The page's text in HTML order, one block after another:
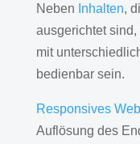
Neben Inhalten,
ausgerichtet
mit
bedienbar sein.
Responsives
Auflösung des